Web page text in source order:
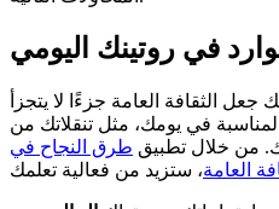
في روتينك اليومي
الثقافة العامة جزءًا لا يتجزأ
في يومك، مثل تنقلاتك من
من خلال تطبيق طرق النجاح في
العامة